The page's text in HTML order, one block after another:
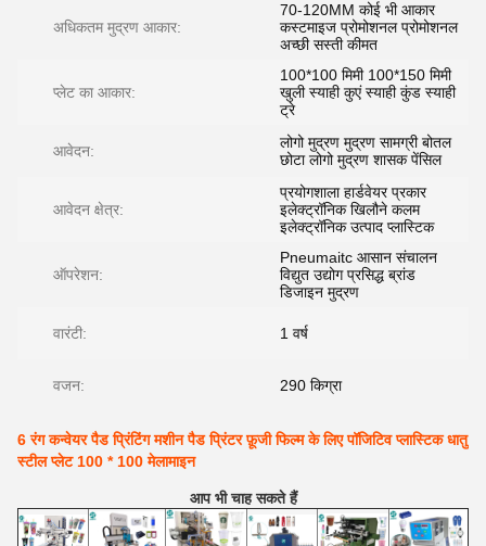
अधिकतम मुद्रण आकार:
70-120MM कोई भी आकार
कस्टमाइज प्रोमोशनल प्रोमोशनल
अच्छी सस्ती कीमत
प्लेट का आकार:
100*100 मिमी 100*150 मिमी
खुली स्याही कुएं स्याही कुंड स्याही
ट्रे
आवेदन:
लोगो मुद्रण मुद्रण सामग्री बोतल
छोटा लोगो मुद्रण शासक पेंसिल
आवेदन क्षेत्र:
प्रयोगशाला हार्डवेयर प्रकार
इलेक्ट्रॉनिक खिलौने कलम
इलेक्ट्रॉनिक उत्पाद प्लास्टिक
ऑपरेशन:
Pneumaitc आसान संचालन
विद्युत उद्योग प्रसिद्ध ब्रांड
डिजाइन मुद्रण
वारंटी: 1 वर्ष
वजन: 290 किग्रा
6 रंग कन्वेयर पैड प्रिंटिंग मशीन पैड प्रिंटर फ़ूजी फिल्म के लिए पॉजिटिव प्लास्टिक धातु
स्टील प्लेट 100 * 100 मेलामाइन
आप भी चाह सकते हैं